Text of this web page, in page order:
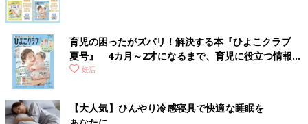
育児の困ったがズバリ！解決する本『ひよこクラブ
夏号』 4カ月～2才になるまで、育児に役立つ情報が
いっぱい！
妊活
【大人気】ひんやり冷感寝具で快適な睡眠を